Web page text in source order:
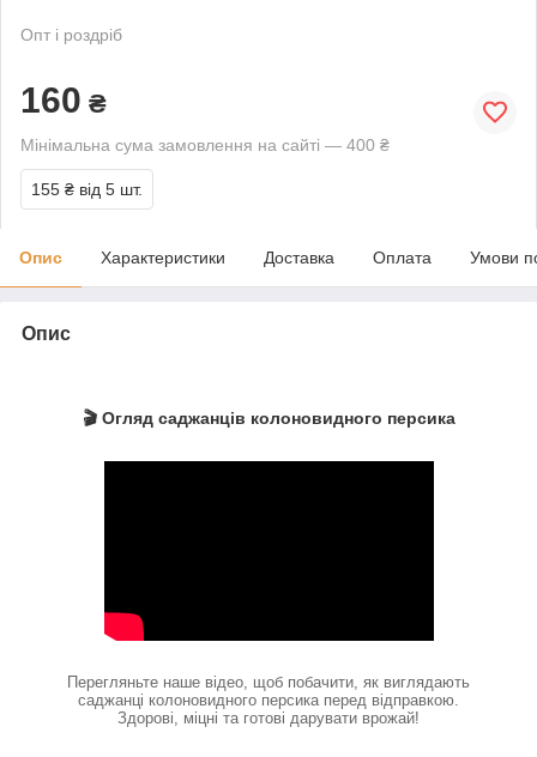
Опт і роздріб
160 ₴
Мінімальна сума замовлення на сайті — 400 ₴
155 ₴ від 5 шт.
Опис Характеристики Доставка Оплата Умови
Опис
🎬 Огляд саджанців колоновидного персика
Перегляньте наше відео, щоб побачити, як виглядають
саджанці колоновидного персика перед відправкою.
Здорові, міцні та готові дарувати врожай!